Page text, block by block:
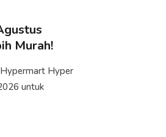
Murah!
Hyper
untuk